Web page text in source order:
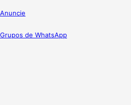
Anuncie
Grupos de WhatsApp